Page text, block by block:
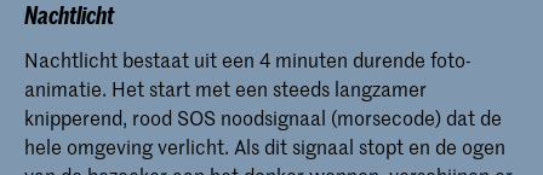
Nachtlicht
Nachtlicht bestaat uit een 4 minuten durende foto-
animatie. Het start met een steeds langzamer
knipperend, rood SOS noodsignaal (morsecode) dat de
hele omgeving verlicht. Als dit signaal stopt en de ogen